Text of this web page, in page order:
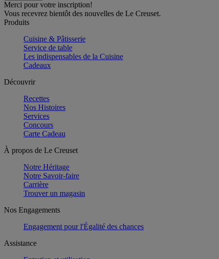
Merci pour votre inscription!
Vous recevrez bientôt des nouvelles de Le Creuset.
Produits
Cuisine & Pâtisserie
Service de table
Les indispensables de la Cuisine
Cadeaux
Découvrir
Recettes
Nos Histoires
Services
Concours
Carte Cadeau
À propos de Le Creuset
Notre Héritage
Notre Savoir-faire
Carrière
Trouver un magasin
Nos Engagements
Engagement pour l'Égalité des chances
Assistance